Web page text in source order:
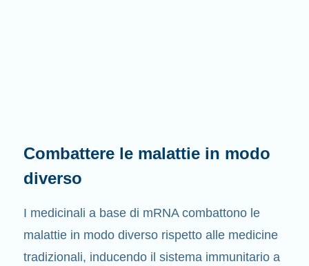
Combattere le malattie in modo
diverso
I medicinali a base di mRNA combattono le
malattie in modo diverso rispetto alle medicine
tradizionali, inducendo il sistema immunitario a